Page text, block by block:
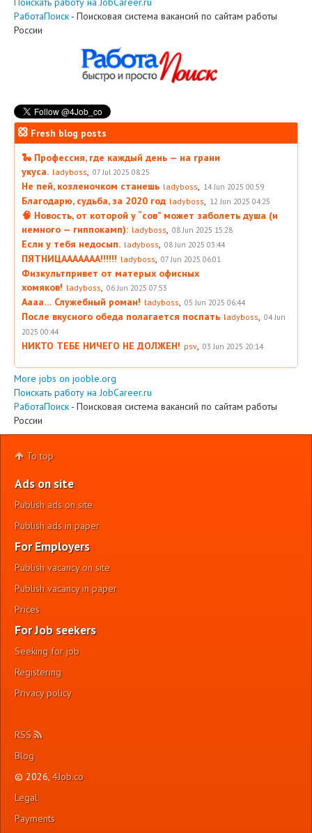
РаботаПоиск - Поисковая система вакансий по сайтам работы
России
Fresh blog posts
🐍 Профессия, где каждый день — на грани
укуса. ladyboss 07 Jul 2025 08:25
Не пей, козленочком станешь ladyboss 14 Jun 2025 00:59
Благодарю, судьба, за 2020 год ladyboss 12 Jun 2025 04:25
🧠 Новость, от которой у “сов” может заболеть душа (и
немного — гиппокамп): ladyboss 08 Jun 2025 15:28
Если у тебя недосып. ladyboss 08 Jun 2025 03:44
ПЯТНИЦААААААА!!!!!! ladyboss 07 Jun 2025 06:01
Физкультпривет от матерых офисных
хомяков! ladyboss 06 Jun 2025 07:53
Аааа… Служебный роман! ladyboss 05 Jun 2025 06:44
После вкусного обеда полагается поспать ladyboss
04 Jun
2025 00:44
НИКТО ТЕБЕ НИЧЕГО НЕ ДОЛЖЕН! psv 03 Jun 2025 20:14
More jobs on jooble.org
Поискать работу на JobCareer.ru
РаботаПоиск - Поисковая система вакансий по сайтам работы
России
To top
Ads on site
Publish ads on site
Publish ads in paper
For Employers
Publish vacancy on site
Publish vacancy in paper
Prices
For Job seekers
Seeking for job
Registering
Privacy policy
RSS
Blog
© 2026, 4Job.co
Legal
Payments